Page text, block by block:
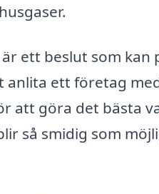
ett beslut som kan
ett företag
att göra det bästa
så smidig som